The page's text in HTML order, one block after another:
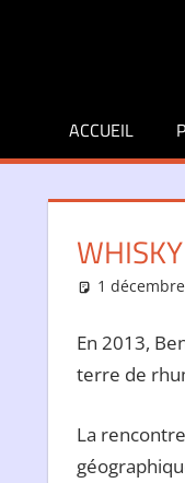
ACCUEIL
1
En 2013,
terre de
La